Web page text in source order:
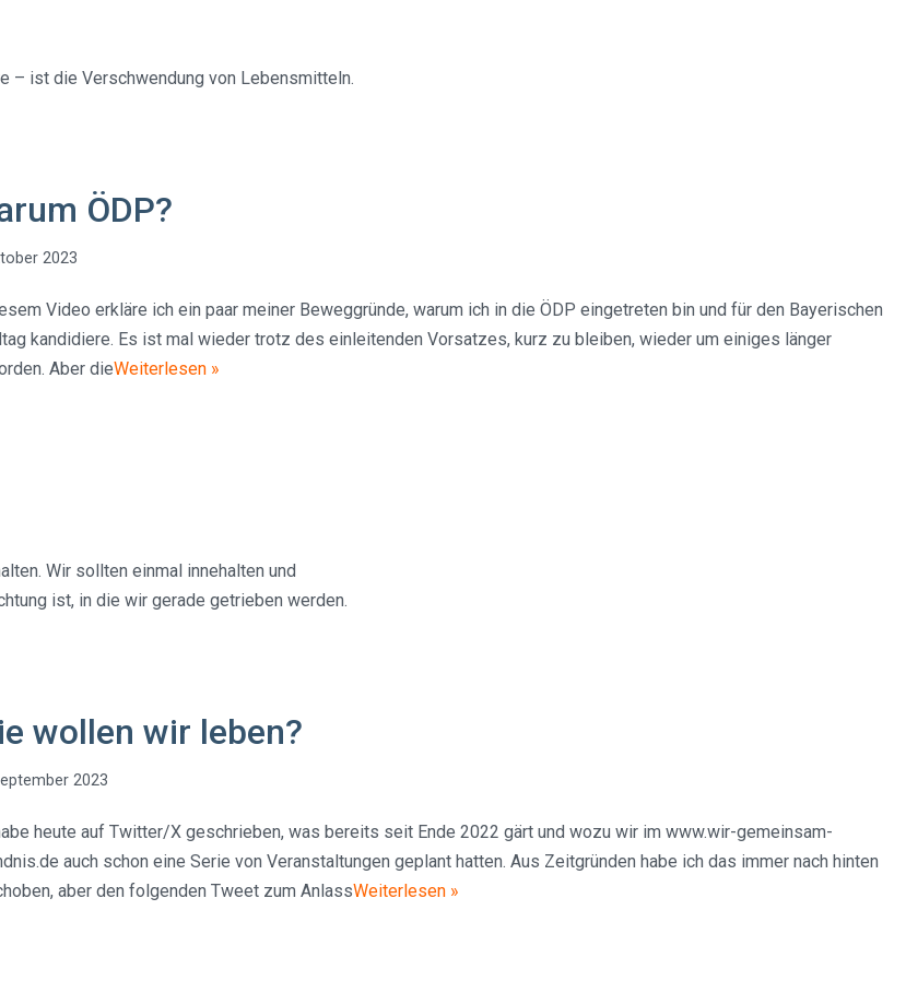
– ist die Verschwendung von Lebensmitteln.
ÖDP?
2023
Video erkläre ich ein paar meiner Beweggründe, warum ich in die ÖDP eingetreten bin und für den Bayerischen
kandidiere. Es ist mal wieder trotz des einleitenden Vorsatzes, kurz zu bleiben, wieder um einiges länger
Aber dieWeiterlesen »
Wir sollten einmal innehalten und
ist, in die wir gerade getrieben werden.
wollen wir leben?
2023
heute auf Twitter/X geschrieben, was bereits seit Ende 2022 gärt und wozu wir im www.wir-gemeinsam-
auch schon eine Serie von Veranstaltungen geplant hatten. Aus Zeitgründen habe ich das immer nach hinten
aber den folgenden Tweet zum AnlassWeiterlesen »